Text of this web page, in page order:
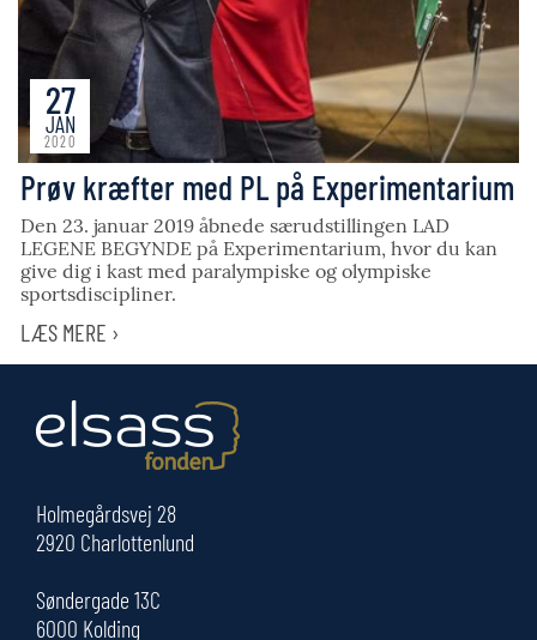
27
JAN
2020
Prøv kræfter med PL på Experimentarium
Den 23. januar 2019 åbnede særudstillingen LAD
LEGENE BEGYNDE på Experimentarium, hvor du kan
give dig i kast med paralympiske og olympiske
sportsdiscipliner.
LÆS MERE ›
Holmegårdsvej 28
2920 Charlottenlund
Søndergade 13C
6000 Kolding